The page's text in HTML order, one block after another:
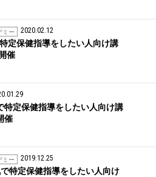
ミー 2020.02.12
定保健指導をしたい人向け講
催
特定保健指導をしたい人向け講
催
ミー 2019.12.25
で特定保健指導をしたい人向け